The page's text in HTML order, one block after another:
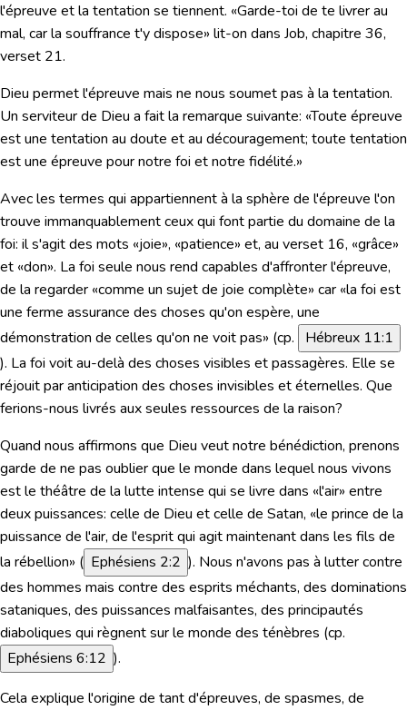
l'épreuve et la tentation se tiennent. «Garde-toi de te livrer au
mal, car la souffrance t'y dispose» lit-on dans Job, chapitre 36,
verset 21.
Dieu permet l'épreuve mais ne nous soumet pas à la tentation.
Un serviteur de Dieu a fait la remarque suivante: «Toute épreuve
est une tentation au doute et au découragement; toute tentation
est une épreuve pour notre foi et notre fidélité.»
Avec les termes qui appartiennent à la sphère de l'épreuve l'on
trouve immanquablement ceux qui font partie du domaine de la
foi: il s'agit des mots «joie», «patience» et, au verset 16, «grâce»
et «don». La foi seule nous rend capables d'affronter l'épreuve,
de la regarder «comme un sujet de joie complète» car «la foi est
une ferme assurance des choses qu'on espère, une
démonstration de celles qu'on ne voit pas» (cp.
Hébreux 11:1
). La foi voit au-delà des choses visibles et passagères. Elle se
réjouit par anticipation des choses invisibles et éternelles. Que
ferions-nous livrés aux seules ressources de la raison?
Quand nous affirmons que Dieu veut notre bénédiction, prenons
garde de ne pas oublier que le monde dans lequel nous vivons
est le théâtre de la lutte intense qui se livre dans «l'air» entre
deux puissances: celle de Dieu et celle de Satan, «le prince de la
puissance de l'air, de l'esprit qui agit maintenant dans les fils de
la rébellion» ( Ephésiens 2:2 ). Nous n'avons pas à lutter contre
des hommes mais contre des esprits méchants, des dominations
sataniques, des puissances malfaisantes, des principautés
diaboliques qui règnent sur le monde des ténèbres (cp.
Ephésiens 6:12 ).
Cela explique l'origine de tant d'épreuves, de spasmes, de